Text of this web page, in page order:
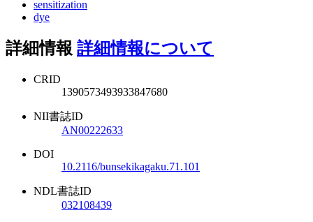
sensitization
dye
詳細情報 詳細情報について
CRID
1390573493933847680
NII書誌ID
AN00222633
DOI
10.2116/bunsekikagaku.71.101
NDL書誌ID
032108439